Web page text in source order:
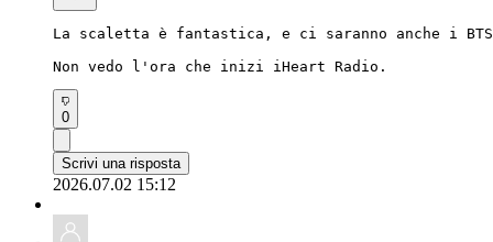
La scaletta è fantastica, e ci saranno anche i
Non vedo l'ora che inizi iHeart Radio.
0
Scrivi una risposta
2026.07.02 15:12